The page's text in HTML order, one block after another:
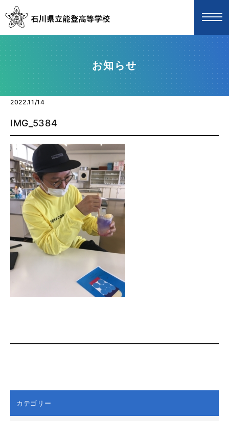
お知らせ
2022.11/14
IMG_5384
カテゴリー